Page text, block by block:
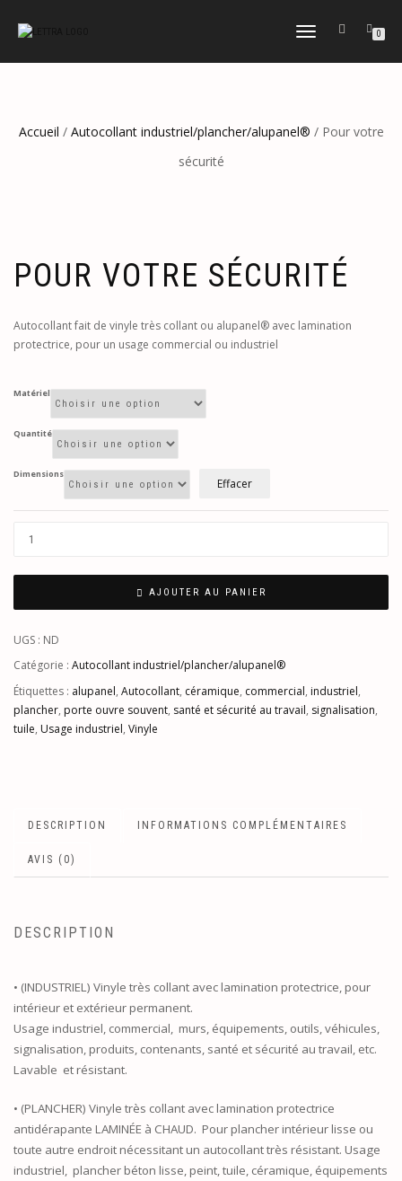
DÉPLIER
NAVIGATION
0
Accueil / Autocollant industriel/plancher/alupanel® / Pour votre
sécurité
POUR VOTRE SÉCURITÉ
Autocollant fait de vinyle très collant ou alupanel® avec lamination
protectrice, pour un usage commercial ou industriel
Matériel
Quantité
Dimensions
Effacer
AJOUTER AU PANIER
UGS : ND
Catégorie : Autocollant industriel/plancher/alupanel®
Étiquettes : alupanel, Autocollant, céramique, commercial, industriel,
plancher, porte ouvre souvent, santé et sécurité au travail, signalisation,
tuile, Usage industriel, Vinyle
DESCRIPTION INFORMATIONS COMPLÉMENTAIRES
AVIS (0)
DESCRIPTION
• (INDUSTRIEL) Vinyle très collant avec lamination protectrice, pour
intérieur et extérieur permanent.
Usage industriel, commercial, murs, équipements, outils, véhicules,
signalisation, produits, contenants, santé et sécurité au travail, etc.
Lavable et résistant.
• (PLANCHER) Vinyle très collant avec lamination protectrice
antidérapante LAMINÉE à CHAUD. Pour plancher intérieur lisse ou
toute autre endroit nécessitant un autocollant très résistant. Usage
industriel, plancher béton lisse, peint, tuile, céramique, équipements